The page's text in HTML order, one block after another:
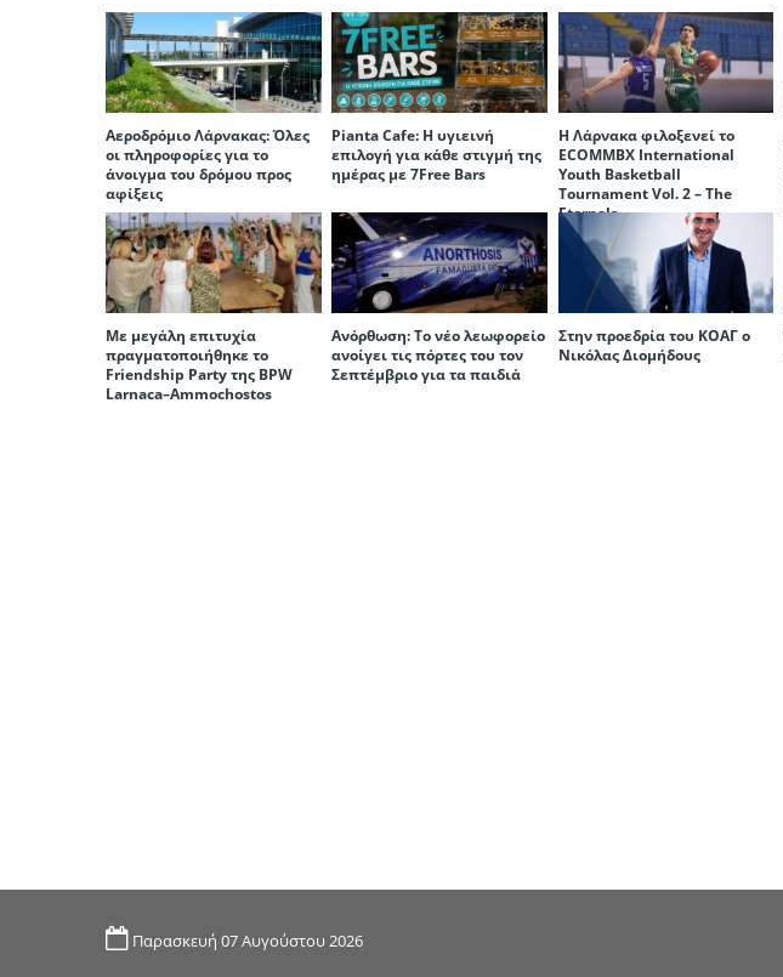
Αεροδρόμιο Λάρνακας: Όλες
οι πληροφορίες για το
άνοιγμα του δρόμου προς
αφίξεις
Pianta Cafe: Η υγιεινή
επιλογή για κάθε στιγμή της
ημέρας με 7Free Bars
Η Λάρνακα φιλοξενεί το
ECOMMBX International
Youth Basketball
Tournament Vol. 2 – The
Eternals
Με μεγάλη επιτυχία
πραγματοποιήθηκε το
Friendship Party της BPW
Larnaca–Ammochostos
Ανόρθωση: Το νέο λεωφορείο
ανοίγει τις πόρτες του τον
Σεπτέμβριο για τα παιδιά
Στην προεδρία του ΚΟΑΓ ο
Νικόλας Διομήδους
Παρασκευή 07 Αυγούστου 2026